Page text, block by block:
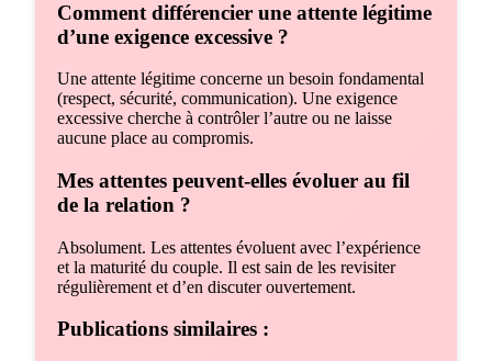
Comment différencier une attente légitime
d’une exigence excessive ?
Une attente légitime concerne un besoin fondamental
(respect, sécurité, communication). Une exigence
excessive cherche à contrôler l’autre ou ne laisse
aucune place au compromis.
Mes attentes peuvent-elles évoluer au fil
de la relation ?
Absolument. Les attentes évoluent avec l’expérience
et la maturité du couple. Il est sain de les revisiter
régulièrement et d’en discuter ouvertement.
Publications similaires :